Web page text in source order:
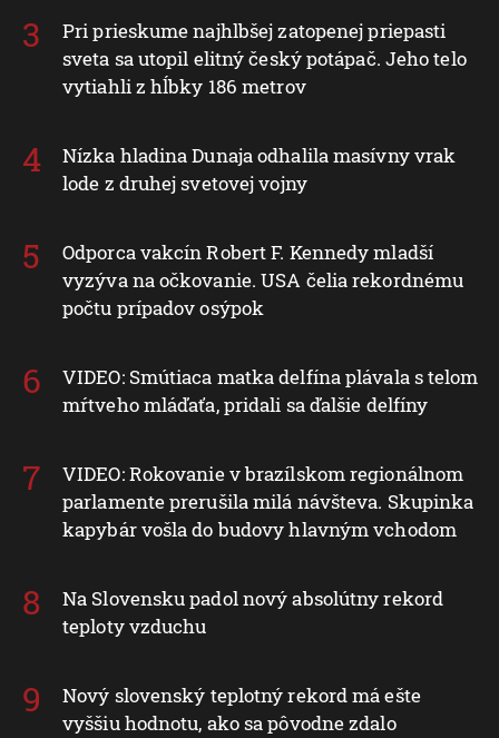
Pri prieskume najhlbšej zatopenej priepasti
sveta sa utopil elitný český potápač. Jeho telo
vytiahli z hĺbky 186 metrov
Nízka hladina Dunaja odhalila masívny vrak
lode z druhej svetovej vojny
Odporca vakcín Robert F. Kennedy mladší
vyzýva na očkovanie. USA čelia rekordnému
počtu prípadov osýpok
VIDEO: Smútiaca matka delfína plávala s telom
mŕtveho mláďaťa, pridali sa ďalšie delfíny
VIDEO: Rokovanie v brazílskom regionálnom
parlamente prerušila milá návšteva. Skupinka
kapybár vošla do budovy hlavným vchodom
Na Slovensku padol nový absolútny rekord
teploty vzduchu
Nový slovenský teplotný rekord má ešte
vyššiu hodnotu, ako sa pôvodne zdalo